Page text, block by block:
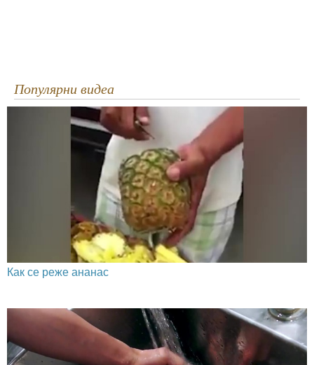
Популярни видеа
Как се реже ананас